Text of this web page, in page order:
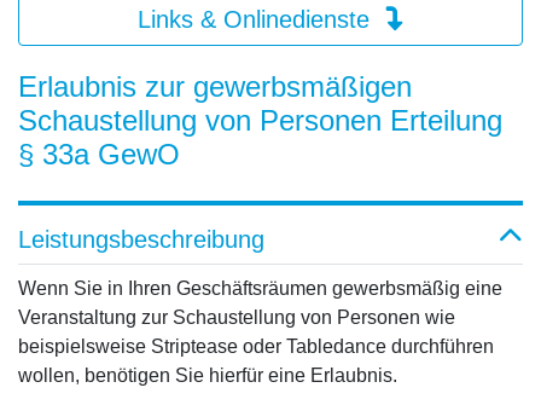
Links & Onlinedienste
Erlaubnis zur gewerbsmäßigen
Schaustellung von Personen Erteilung
§ 33a GewO
Leistungsbeschreibung
Wenn Sie in Ihren Geschäftsräumen gewerbsmäßig eine
Veranstaltung zur Schaustellung von Personen wie
beispielsweise Striptease oder Tabledance durchführen
wollen, benötigen Sie hierfür eine Erlaubnis.